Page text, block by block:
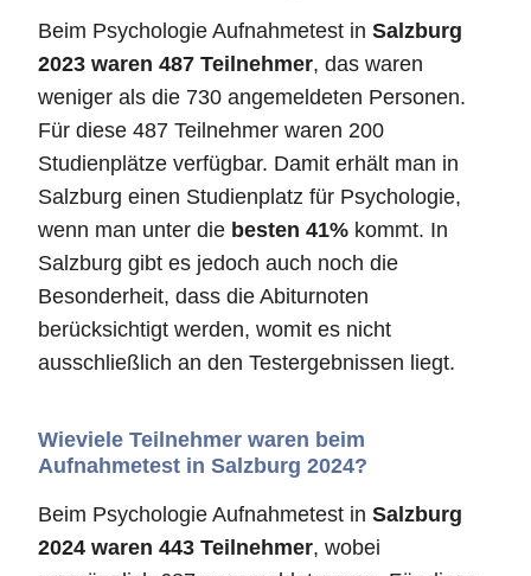
Beim Psychologie Aufnahmetest in Salzburg
2023 waren 487 Teilnehmer, das waren
weniger als die 730 angemeldeten Personen.
Für diese 487 Teilnehmer waren 200
Studienplätze verfügbar. Damit erhält man in
Salzburg einen Studienplatz für Psychologie,
wenn man unter die besten 41% kommt. In
Salzburg gibt es jedoch auch noch die
Besonderheit, dass die Abiturnoten
berücksichtigt werden, womit es nicht
ausschließlich an den Testergebnissen liegt.
Wieviele Teilnehmer waren beim
Aufnahmetest in Salzburg 2024?
Beim Psychologie Aufnahmetest in Salzburg
2024 waren 443 Teilnehmer, wobei